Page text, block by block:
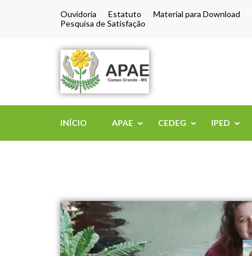
Ouvidoria Estatuto Material para Download
Pesquisa de Satisfação
INÍCIO APAE CEDEG IPED